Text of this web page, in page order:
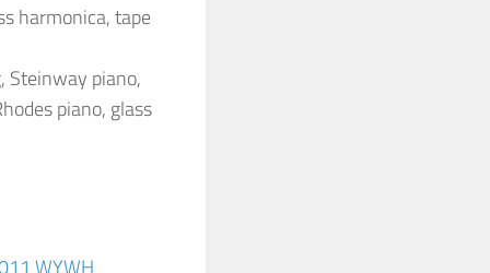
harmonica, tape
Steinway piano,
piano, glass
WYWH